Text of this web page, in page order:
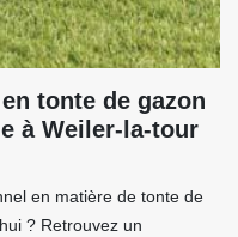
tonte de gazon
à Weiler-la-tour
en matière de tonte de
? Retrouvez un